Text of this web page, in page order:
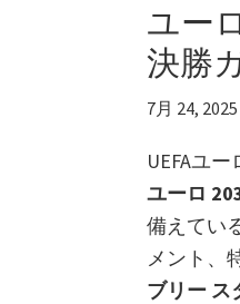
ユー
決勝
7月 24, 2025
UEFAユ
ユーロ
備えてい
メント、
ブリー ス